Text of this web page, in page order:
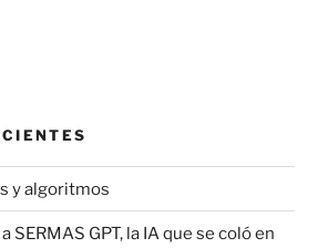
y algoritmos
SERMAS GPT, la IA que se coló en